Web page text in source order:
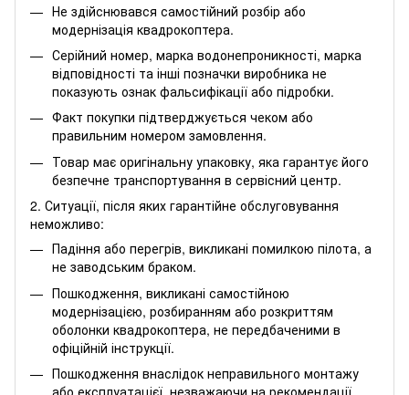
Не здійснювався самостійний розбір або
модернізація квадрокоптера.
Серійний номер, марка водонепроникності, марка
відповідності та інші позначки виробника не
показують ознак фальсифікації або підробки.
Факт покупки підтверджується чеком або
правильним номером замовлення.
Товар має оригінальну упаковку, яка гарантує його
безпечне транспортування в сервісний центр.
2. Ситуації, після яких гарантійне обслуговування
неможливо:
Падіння або перегрів, викликані помилкою пілота, а
не заводським браком.
Пошкодження, викликані самостійною
модернізацією, розбиранням або розкриттям
оболонки квадрокоптера, не передбаченими в
офіційній інструкції.
Пошкодження внаслідок неправильного монтажу
або експлуатацієї, незважаючи на рекомендації